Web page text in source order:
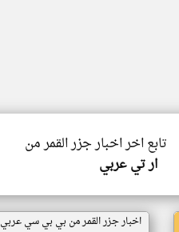
تابع اخر اخبار جزر القمر من
ار تي عربي
اخبار جزر القمر من بي بي سي عربي